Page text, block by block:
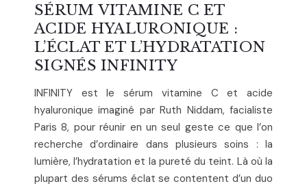
SÉRUM VITAMINE C ET
ACIDE HYALURONIQUE :
L’ÉCLAT ET L’HYDRATATION
SIGNÉS INFINITY
INFINITY est le sérum vitamine C et acide
hyaluronique imaginé par Ruth Niddam, facialiste
Paris 8, pour réunir en un seul geste ce que l’on
recherche d’ordinaire dans plusieurs soins : la
lumière, l’hydratation et la pureté du teint. Là où la
plupart des sérums éclat se contentent d’un duo